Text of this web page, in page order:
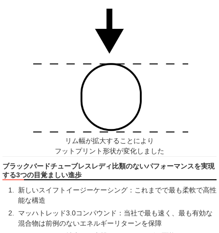
リム幅が拡大することにより
フットプリント形状が変化しました
ブラックバードチューブレスレディ比類のないパフォーマンスを実現
する3つの目覚ましい進歩
新しいスイフトイージーケーシング：これまでで最も柔軟で高性
能な構造
マッハトレッド3.0コンパウンド：当社で最も速く、最も有効な
混合物は前例のないエネルギーリターンを保障